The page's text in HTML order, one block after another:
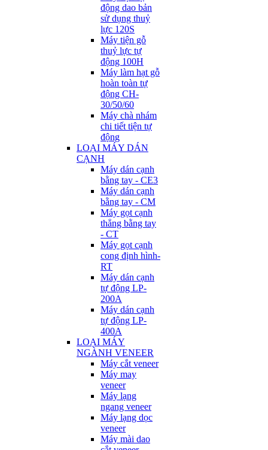
động dao bản
sử dụng thuỷ
lực 120S
Máy tiện gỗ
thuỷ lực tự
động 100H
Máy làm hạt gỗ
hoàn toàn tự
động CH-
30/50/60
Máy chà nhám
chi tiết tiện tự
động
LOẠI MÁY DÁN
CẠNH
Máy dán cạnh
bằng tay - CE3
Máy dán cạnh
bằng tay - CM
Máy gọt cạnh
thẳng bằng tay
- CT
Máy gọt cạnh
cong định hình-
RT
Máy dán cạnh
tự động LP-
200A
Máy dán cạnh
tự động LP-
400A
LOẠI MÁY
NGÀNH VENEER
Máy cắt veneer
Máy may
veneer
Máy lạng
ngang veneer
Máy lạng dọc
veneer
Máy mài dao